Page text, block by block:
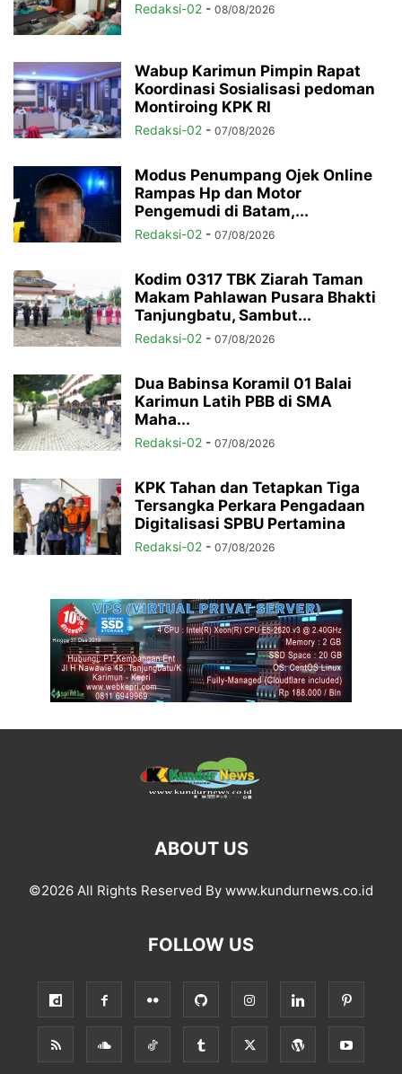
Redaksi-02 - 08/08/2026
Wabup Karimun Pimpin Rapat
Koordinasi Sosialisasi pedoman
Montiroing KPK RI
Redaksi-02 - 07/08/2026
Modus Penumpang Ojek Online
Rampas Hp dan Motor
Pengemudi di Batam,...
Redaksi-02 - 07/08/2026
Kodim 0317 TBK Ziarah Taman
Makam Pahlawan Pusara Bhakti
Tanjungbatu, Sambut...
Redaksi-02 - 07/08/2026
Dua Babinsa Koramil 01 Balai
Karimun Latih PBB di SMA
Maha...
Redaksi-02 - 07/08/2026
KPK Tahan dan Tetapkan Tiga
Tersangka Perkara Pengadaan
Digitalisasi SPBU Pertamina
Redaksi-02 - 07/08/2026
ABOUT US
©2026 All Rights Reserved By www.kundurnews.co.id
FOLLOW US